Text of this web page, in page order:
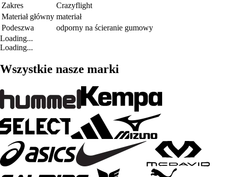
Zakres
Crazyflight
Materiał główny materiał
Podeszwa
odporny na ścieranie gumowy
Loading...
Loading...
Wszystkie nasze marki